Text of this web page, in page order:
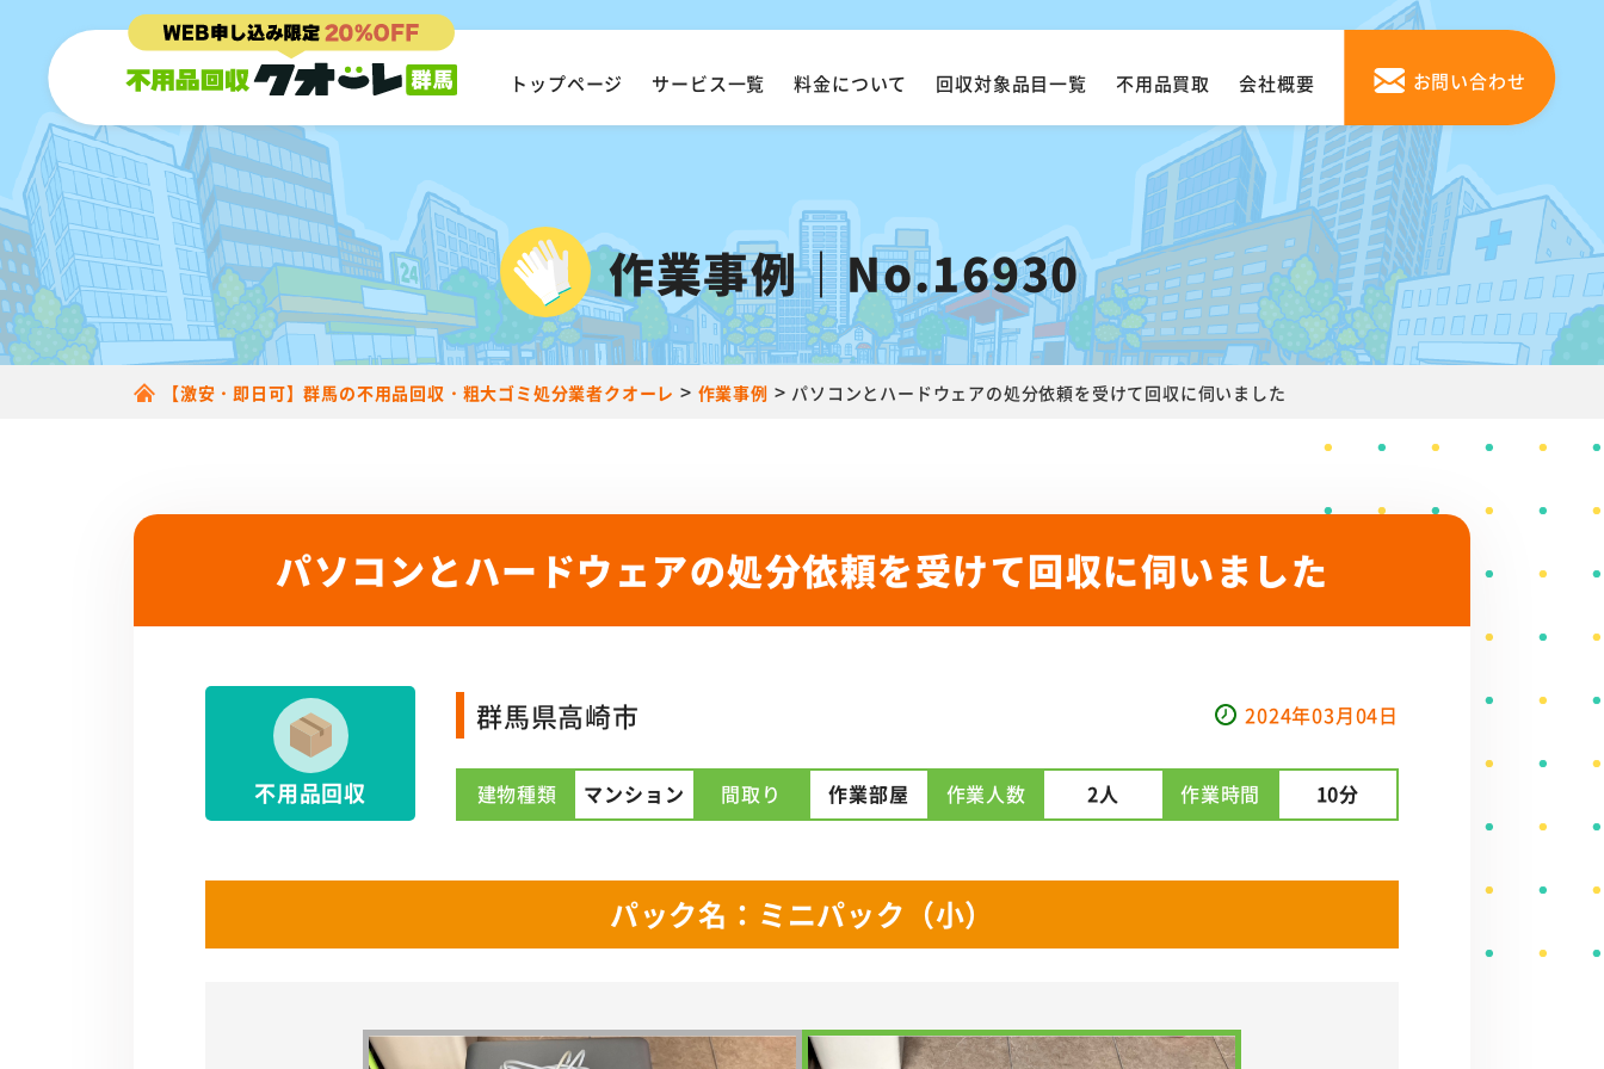
トップページ サービス一覧 料金について 回収対象品目一覧 不用品買取 会社概要 お問い合わせ
作業事例｜No.16930
【激安・即日可】群馬の不用品回収・粗大ゴミ処分業者クオーレ > 作業事例 > パソコンとハードウェアの処分依頼を受けて回収に伺いました
パソコンとハードウェアの処分依頼を受けて回収に伺いました
2024年03月04日
不用品回収
群馬県高崎市
建物種類 マンション 間取り 作業部屋 作業人数 2人 作業時間 10分
パック名：ミニパック（小）